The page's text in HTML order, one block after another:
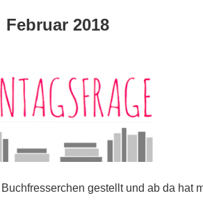
2018
gestellt und ab da hat